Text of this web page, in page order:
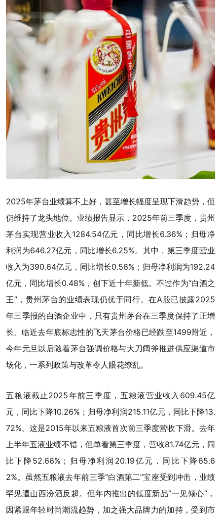
2025年茅台业绩算不上好，甚至增长幅度呈现下滑趋势，但
仍维持了龙头地位。业绩报告显示，2025年前三季度，贵州
茅台实现营业收入1284.54亿元，同比增长6.36%；归母净
利润为646.27亿元，同比增长6.25%。其中，第三季度营业
收入为390.64亿元，同比增长0.56%；归母净利润为192.24
亿元，同比增长0.48%，创下近十年新低。不过作为“白酒之
王”，贵州茅台的业绩表现仍优于同行。在A股已披露2025
年三季报的白酒企业中，只有贵州茅台在三季度保持了正增
长。临近去年底标志性的飞天茅台价格已经跌至1499附近，
今年元旦以后随着茅台强调价格与大刀阔斧推进供应渠道市
场化，一系列政策与改革令人眼花缭乱。
五粮液截止2025年前三季度，五粮液营业收入609.45亿
元，同比下降10.26%；归母净利润215.11亿元，同比下降13.
72%。这是2015年以来五粮液首次前三季度营收下滑。去年
上半年五液业绩不错，但单看第三季度，营收81.74亿元，同
比下降52.66%；归母净利润20.19亿元，同比下降65.6
2%。虽然五粮液去年前三季“白酒第二”宝座受到冲击，业绩
罕见遭山西汾酒反超。但年内推出的低度新品“一见倾心”，
因紧跟年轻时尚潮流趋势，加之强大品牌力的加持，受到市